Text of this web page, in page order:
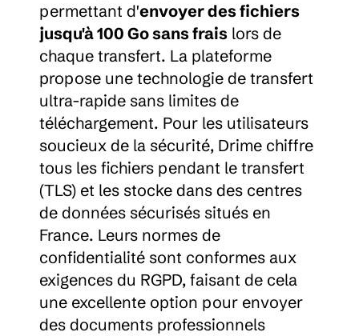
permettant d'envoyer des fichiers
jusqu'à 100 Go sans frais lors de
chaque transfert. La plateforme
propose une technologie de transfert
ultra-rapide sans limites de
téléchargement. Pour les utilisateurs
soucieux de la sécurité, Drime chiffre
tous les fichiers pendant le transfert
(TLS) et les stocke dans des centres
de données sécurisés situés en
France. Leurs normes de
confidentialité sont conformes aux
exigences du RGPD, faisant de cela
une excellente option pour envoyer
des documents professionnels